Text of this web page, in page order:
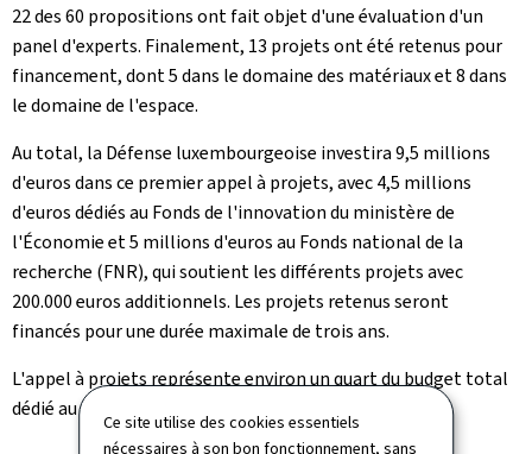
Ce site utilise des cookies essentiels
nécessaires à son bon fonctionnement, sans
22 des 60 propositions ont fait objet d'une évaluation d'un
panel d'experts. Finalement, 13 projets ont été retenus pour
financement, dont 5 dans le domaine des matériaux et 8 dans
le domaine de l'espace.
Au total, la Défense luxembourgeoise investira 9,5 millions
d'euros dans ce premier appel à projets, avec 4,5 millions
d'euros dédiés au Fonds de l'innovation du ministère de
l'Économie et 5 millions d'euros au Fonds national de la
recherche (FNR), qui soutient les différents projets avec
200.000 euros additionnels. Les projets retenus seront
financés pour une durée maximale de trois ans.
L'appel à projets représente environ un quart du budget total
dédié au R&D à partir de 2023.